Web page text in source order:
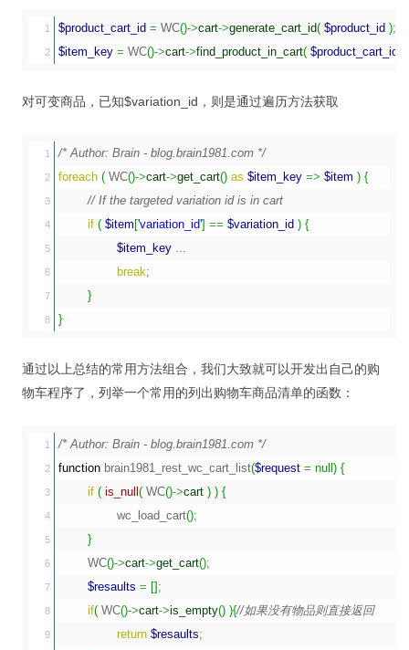
1 $product_cart_id = WC()->cart->generate_cart_id( $product_id );
$item_key = WC()->cart->find_product_in_cart( $product_cart_id
对可变商品，已知$variation_id，则是通过遍历方法获取
1
2
3
4
5
6
7
/* Author: Brain - blog.brain1981.com */
foreach ( WC()->cart->get_cart() as $item_key => $item ) {
// If the targeted variation id is in cart
if ( $item ['variation_id'] == $variation_id ) {
$item_key ...
break;
}
}
通过以上总结的常用方法组合，我们大致就可以开发出自己的购
物车程序了，列举一个常用的列出购物车商品清单的函数：
1
2
3
4
5
6
7
8
9
/* Author: Brain - blog.brain1981.com */
function brain1981_rest_wc_cart_list($request = null ) {
if ( is_null ( WC()->cart ) ) {
		wc_load_cart
();
}
	WC
()->cart->get_cart();
$resaults = [] ;
if( WC()->cart->is_empty() ){//如果没有物品则直接返回
return $resaults;